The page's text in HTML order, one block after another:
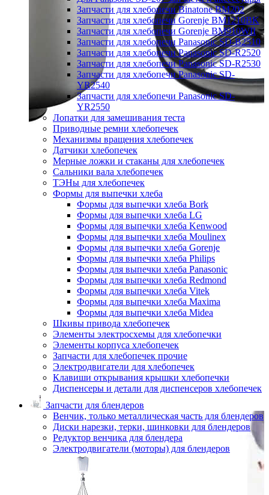
Запчасти для хлебопечи Binatone BM202
Запчасти для хлебопечи Gorenje BM1210BK
Запчасти для хлебопечи Gorenje BM910WII
Запчасти для хлебопечи Panasonic SD-B2510
Запчасти для хлебопечи Panasonic SD-R2520
Запчасти для хлебопечи Panasonic SD-R2530
Запчасти для хлебопечи Panasonic SD-
YR2540
Запчасти для хлебопечи Panasonic SD-
YR2550
Лопатки для замешивания теста
Приводные ремни хлебопечек
Механизмы вращения хлебопечек
Датчики хлебопечек
Мерные ложки и стаканы для хлебопечек
Сальники вала хлебопечек
ТЭНы для хлебопечек
Формы для выпечки хлеба
Формы для выпечки хлеба Bork
Формы для выпечки хлеба LG
Формы для выпечки хлеба Kenwood
Формы для выпечки хлеба Moulinex
Формы для выпечки хлеба Gorenje
Формы для выпечки хлеба Philips
Формы для выпечки хлеба Panasonic
Формы для выпечки хлеба Redmond
Формы для выпечки хлеба Vitek
Формы для выпечки хлеба Maxima
Формы для выпечки хлеба Midea
Шкивы привода хлебопечек
Элементы электросхемы для хлебопечки
Элементы корпуса хлебопечек
Запчасти для хлебопечек прочие
Электродвигатели для хлебопечек
Клавиши открывания крышки хлебопечки
Диспенсеры и детали для диспенсеров хлебопечек
Запчасти для блендеров
Венчик, только металлическая часть для блендеров
Диски нарезки, терки, шинковки для блендеров
Редуктор венчика для блендера
Электродвигатели (моторы) для блендеров